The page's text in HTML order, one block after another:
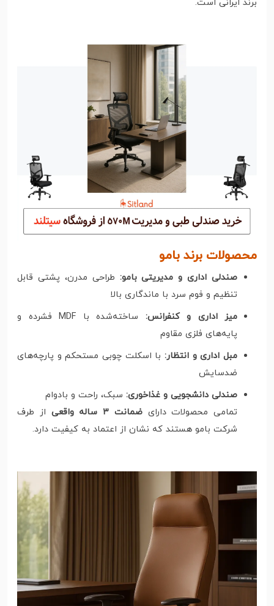
برند ایرانی است.
محصولات برند بامو
صندلی اداری و مدیریتی بامو: طراحی مدرن، پشتی قابل
تنظیم و فوم سرد با ماندگاری بالا
میز اداری و کنفرانس:
ساخته‌شده با MDF فشرده و
پایه‌های فلزی مقاوم
مبل اداری و انتظار: با اسکلت چوبی مستحکم و پارچه‌های
ضدسایش
صندلی دانشجویی و غذاخوری: سبک، راحت و بادوام
تمامی محصولات دارایضمانت ۳ ساله واقعی
از طرف
شرکت بامو هستند که نشان از اعتماد به کیفیت دارد.